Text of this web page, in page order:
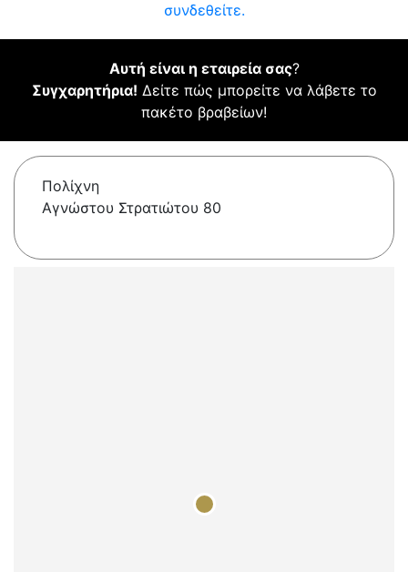
συνδεθείτε.
Αυτή είναι η εταιρεία σας?
Συγχαρητήρια! Δείτε πώς μπορείτε να λάβετε το
πακέτο βραβείων!
Πολίχνη
Αγνώστου Στρατιώτου 80